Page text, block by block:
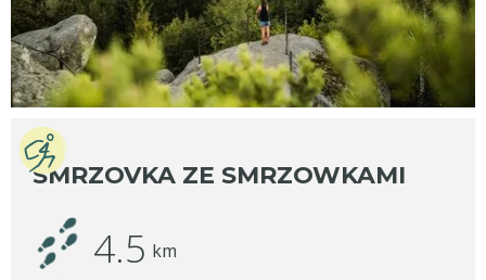
SMRZOVKA ZE SMRZOWKAMI
4.5 km